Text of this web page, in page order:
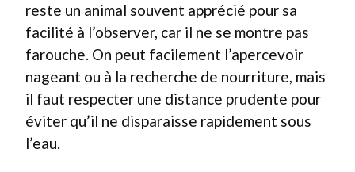
reste un animal souvent apprécié pour sa
facilité à l’observer, car il ne se montre pas
farouche. On peut facilement l’apercevoir
nageant ou à la recherche de nourriture, mais
il faut respecter une distance prudente pour
éviter qu’il ne disparaisse rapidement sous
l’eau.